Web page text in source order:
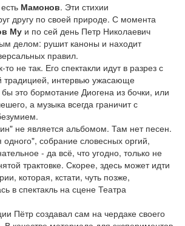
Мамонов. Эти стихии
другу по своей природе. С момента
Му и по сей день Петр Николаевич
делом: рушит каноны и находит
правил.
не так. Его спектакли идут в разрез с
традицией, интервью ужасающе
это бормотание Диогена из бочки, или
а музыка всегда граничит с
не является альбомом. Там нет песен.
собрание словесных оргий,
- да всё, что угодно, только не
трактовке. Скорее, здесь может идти
которая, кстати, чуть позже,
в спектакль на сцене Театра
Пётр создавал сам на чердаке своего